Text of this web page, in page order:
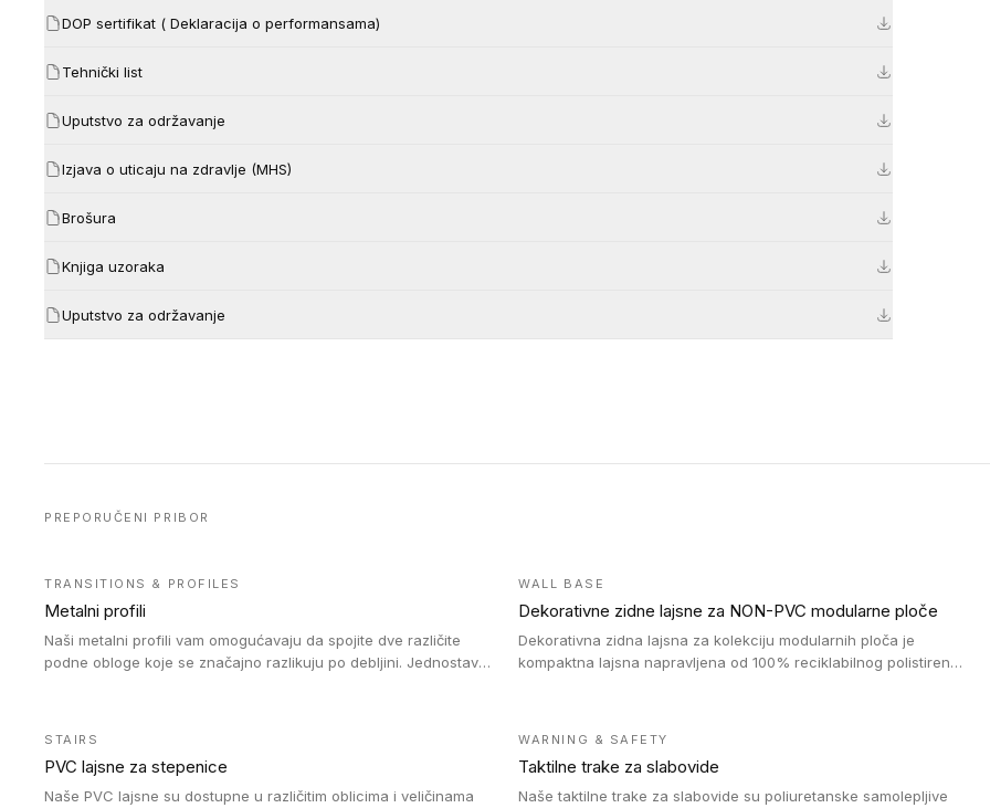
DOP sertifikat ( Deklaracija o performansama)
Tehnički list
Uputstvo za održavanje
Izjava o uticaju na zdravlje (MHS)
Brošura
Knjiga uzoraka
Uputstvo za održavanje
PREPORUČENI PRIBOR
TRANSITIONS & PROFILES
Metalni profili
Naši metalni profili vam omogućavaju da spojite dve različite
podne obloge koje se značajno razlikuju po debljini. Jednostavni
WALL BASE
Dekorativne zidne lajsne za NON-PVC modularne ploče
Dekorativna zidna lajsna za kolekciju modularnih ploča je
kompaktna lajsna napravljena od 100% reciklabilnog polistirena,
STAIRS
PVC lajsne za stepenice
Naše PVC lajsne su dostupne u različitim oblicima i veličinama
WARNING & SAFETY
Taktilne trake za slabovide
Naše taktilne trake za slabovide su poliuretanske samolepljive